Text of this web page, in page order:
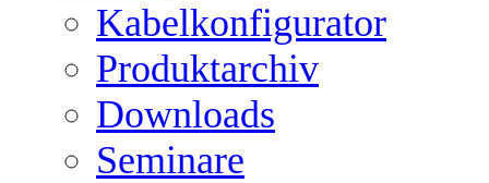
Kabelkonfigurator
Produktarchiv
Downloads
Seminare